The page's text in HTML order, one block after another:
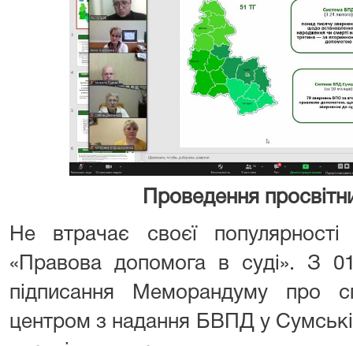
Проведення
Не втрачає своєї
«Правова допомога в суді». З
підписання Меморандуму про
центром з надання БВПД у